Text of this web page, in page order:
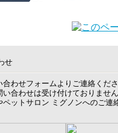
わせフォームよりご連絡くださ
い合わせは受け付けておりませ
ペットサロン ミグノンへのご連